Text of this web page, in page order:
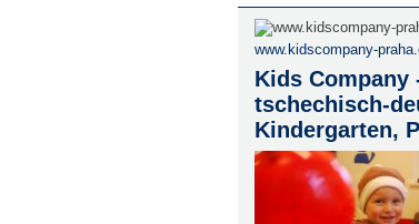
www.kidscompany-
Kids Company
tschechisch-
Kindergarten,